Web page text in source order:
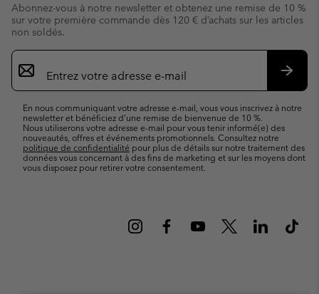
Abonnez-vous à notre newsletter et obtenez une remise de 10 %
sur votre première commande dès 120 € d’achats sur les articles
non soldés.
Inscription
par
e-
En nous communiquant votre adresse e-mail, vous vous inscrivez à notre
newsletter et bénéficiez d’une remise de bienvenue de 10 %.
Nous utiliserons votre adresse e-mail pour vous tenir informé(e) des
nouveautés, offres et événements promotionnels. Consultez notre
politique de confidentialité pour plus de détails sur notre traitement des
données vous concernant à des fins de marketing et sur les moyens dont
vous disposez pour retirer votre consentement.